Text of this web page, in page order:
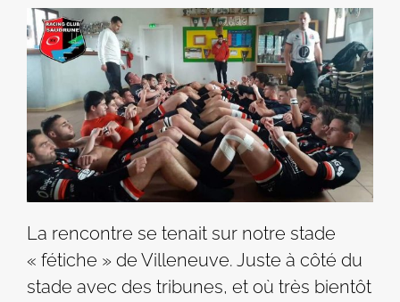
La rencontre se tenait sur notre stade
« fétiche » de Villeneuve. Juste à côté du
stade avec des tribunes, et où très bientôt